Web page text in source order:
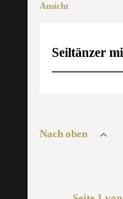
Ansicht
Seiltänzer
Nach oben